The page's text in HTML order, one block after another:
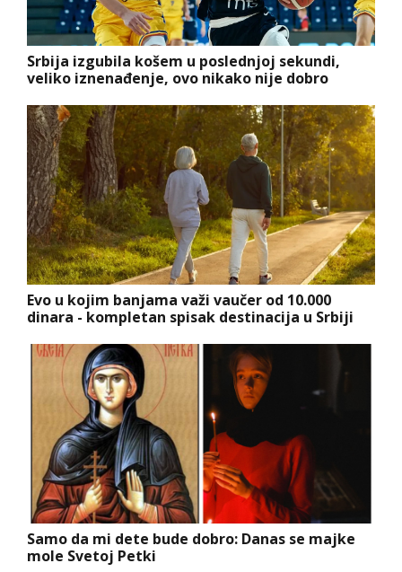
Srbija izgubila košem u poslednjoj sekundi,
veliko iznenađenje, ovo nikako nije dobro
Evo u kojim banjama važi vaučer od 10.000
dinara - kompletan spisak destinacija u Srbiji
Samo da mi dete bude dobro: Danas se majke
mole Svetoj Petki